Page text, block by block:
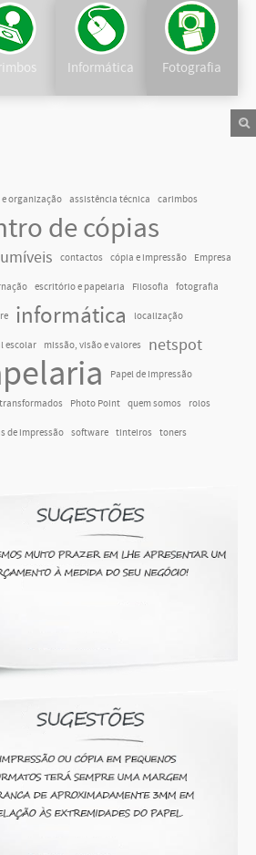
Informática Fotografia
organização assistência técnica carimbos
de cópias
contactos cópia e impressão Empresa
escritório e papelaria Filosofia fotografia
informática localização
escolar missão, visão e valores netspot
Papel de Impressão
Photo Point quem somos rolos
de impressão software tinteiros toners